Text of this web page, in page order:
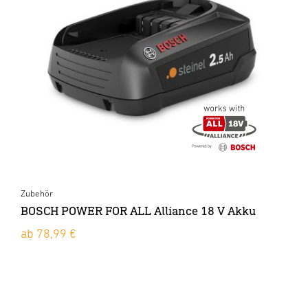
Zubehör
BOSCH POWER FOR ALL Alliance 18 V Akku
ab 78,99 €